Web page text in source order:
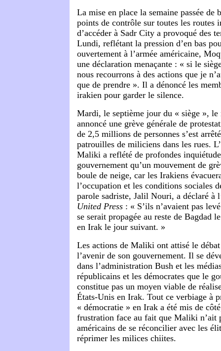
La mise en place la semaine passée de
points de contrôle sur toutes les routes
d’accéder à Sadr City a provoqué des
Lundi, reflétant la pression d’en bas
ouvertement à l’armée américaine,
une déclaration menaçante : « si le
nous recourrons à des actions que je
que de prendre ». Il a dénoncé les
irakien pour garder le silence.
Mardi, le septième jour du « siège », le
annoncé une grève générale de
de 2,5 millions de personnes s’est
patrouilles de miliciens dans les rues.
Maliki a reflété de profondes
gouvernement qu’un mouvement de
boule de neige, car les Irakiens
l’occupation et les conditions sociales
parole sadriste, Jalil Nouri, a déclaré à
United Press : « S’ils n’avaient pas
se serait propagée au reste de Bagdad
en Irak le jour suivant. »
Les actions de Maliki ont attisé le
l’avenir de son gouvernement. Il se
dans l’administration Bush et les
républicains et les démocrates que le
constitue pas un moyen viable de
États-Unis en Irak. Tout ce verbiage à
« démocratie » en Irak a été mis de
frustration face au fait que Maliki n’ait
américains de se réconcilier avec les
réprimer les milices chiites.